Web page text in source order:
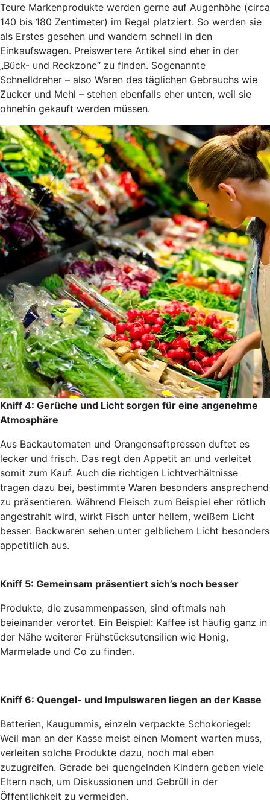
Teure Markenprodukte werden gerne auf Augenhöhe (circa
140 bis 180 Zentimeter) im Regal platziert. So werden sie
als Erstes gesehen und wandern schnell in den
Einkaufswagen. Preiswertere Artikel sind eher in der
„Bück- und Reckzone“ zu finden. Sogenannte
Schnelldreher – also Waren des täglichen Gebrauchs wie
Zucker und Mehl – stehen ebenfalls eher unten, weil sie
ohnehin gekauft werden müssen.
Kniff 4: Gerüche und Licht sorgen für eine angenehme
Atmosphäre
Aus Backautomaten und Orangensaftpressen duftet es
lecker und frisch. Das regt den Appetit an und verleitet
somit zum Kauf. Auch die richtigen Lichtverhältnisse
tragen dazu bei, bestimmte Waren besonders ansprechend
zu präsentieren. Während Fleisch zum Beispiel eher rötlich
angestrahlt wird, wirkt Fisch unter hellem, weißem Licht
besser. Backwaren sehen unter gelblichem Licht besonders
appetitlich aus.
Kniff 5: Gemeinsam präsentiert sich’s noch besser
Produkte, die zusammenpassen, sind oftmals nah
beieinander verortet. Ein Beispiel: Kaffee ist häufig ganz in
der Nähe weiterer Frühstücksutensilien wie Honig,
Marmelade und Co zu finden.
Kniff 6: Quengel- und Impulswaren liegen an der Kasse
Batterien, Kaugummis, einzeln verpackte Schokoriegel:
Weil man an der Kasse meist einen Moment warten muss,
verleiten solche Produkte dazu, noch mal eben
zuzugreifen. Gerade bei quengelnden Kindern geben viele
Eltern nach, um Diskussionen und Gebrüll in der
Öffentlichkeit zu vermeiden.